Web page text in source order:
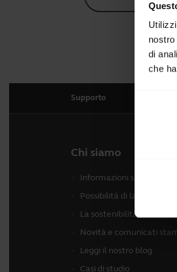
di
che
Supporto
Chi siamo
Informazioni su Jabra
Possibilità di lavoro
La sostenibilità
Novità e comunicati
Leggi il nostro blog
Casi di studio